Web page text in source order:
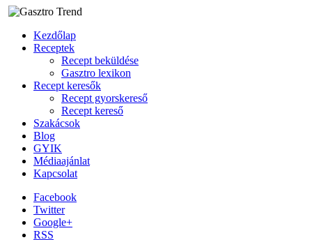
Kezdőlap
Receptek
Recept beküldése
Gasztro lexikon
Recept keresők
Recept gyorskereső
Recept kereső
Szakácsok
Blog
GYIK
Médiaajánlat
Kapcsolat
Facebook
Twitter
Google+
RSS